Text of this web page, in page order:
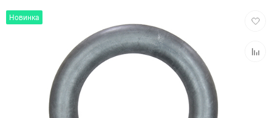
Новинка